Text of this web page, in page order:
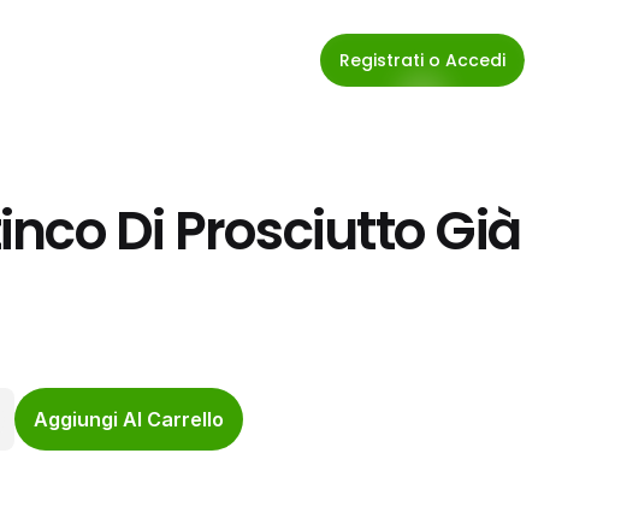
Registrati o Accedi
Di Prosciutto Già
Aggiungi Al Carrello